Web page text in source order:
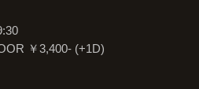
￥3,400- (+1D)